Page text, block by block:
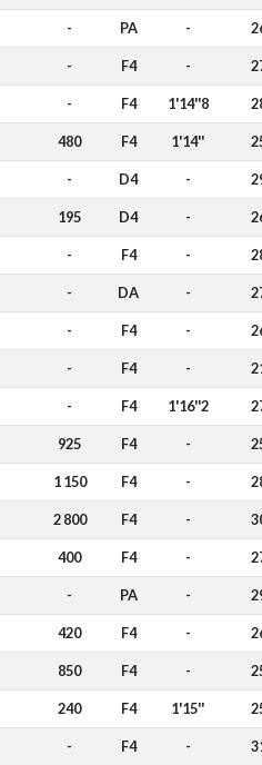
- PA -
- F4 -
- F4 1'14''8
480 F4 1'14''
- D4 -
195 D4 -
- F4 -
- DA -
- F4 -
- F4 -
- F4 1'16''2
925 F4 -
1 150 F4 -
2 800 F4 -
400 F4 -
- PA -
420 F4 -
850 F4 -
240 F4 1'15''
- F4 -